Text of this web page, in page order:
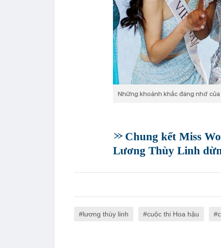
Những khoảnh khắc đáng nhớ
Chung kết Miss
Lương Thùy Linh
lương thùy linh cuộc thi Hoa hậu